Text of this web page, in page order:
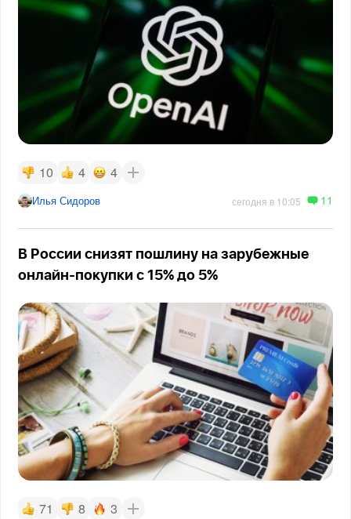
10 4 4
Илья Сидоров сегодня в 10:05 11
В России снизят пошлину на зарубежные
онлайн-покупки с 15% до 5%
71 8 3